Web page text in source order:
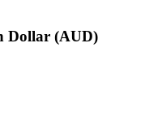
Dollar (AUD)